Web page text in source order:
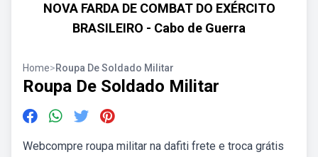
NOVA FARDA DE COMBAT DO EXÉRCITO
BRASILEIRO - Cabo de Guerra
Home>Roupa De Soldado Militar
Roupa De Soldado Militar
Webcompre roupa militar na dafiti frete e troca grátis